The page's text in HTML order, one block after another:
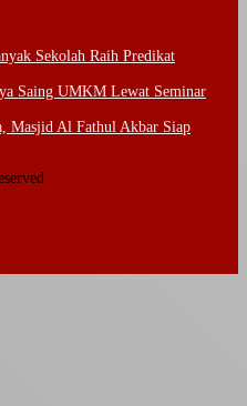
Sekolah Raih Predikat
Saing UMKM Lewat Seminar
Masjid Al Fathul Akbar Siap